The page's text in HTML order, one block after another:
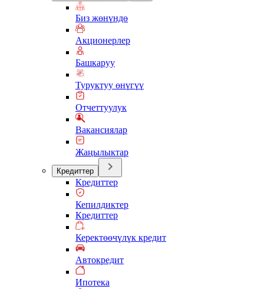
Биз жөнүндө
Акционерлер
Башкаруу
Туруктуу өнүгүү
Отчеттуулук
Вакансиялар
Жаңылыктар
Кредиттер
Кредиттер
Кепилдиктер
Кредиттер
Керектөөчүлүк кредит
Автокредит
Ипотека